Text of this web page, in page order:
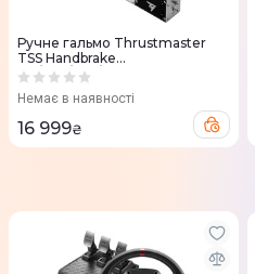
Ручне гальмо Thrustmaster
TSS Handbrake
PC/PS4/PS5/Xbox (4060306)
Немає в наявності
16 999₴